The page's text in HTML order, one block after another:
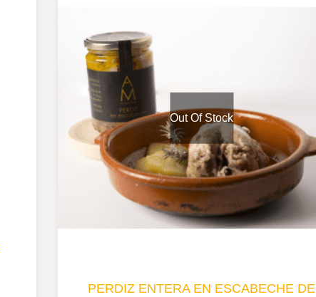
Out Of Stock
PERDIZ ENTERA EN ESCABECHE DE